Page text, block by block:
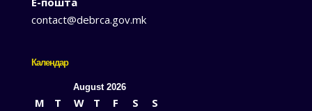
contact@debrca.gov.mk
Календар
August 2026
M T W T F S
S